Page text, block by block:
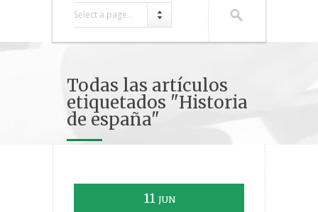
Select a page...
Todas las artículos
etiquetados "Historia
de españa"
11 JUN